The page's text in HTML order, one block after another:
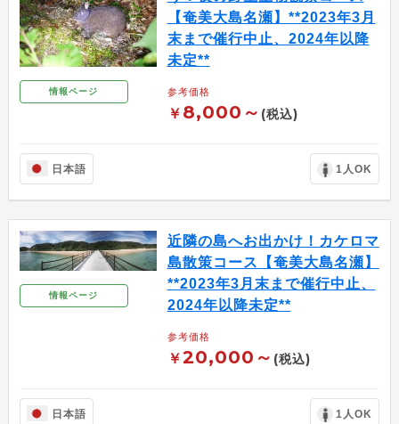
情報ページ
【奄美大島名瀬】**2023年3月
末まで催行中止、2024年以降
未定**
参考価格
￥ 8,000～ (税込)
日本語 1人OK
情報ページ
近隣の島へお出かけ！カケロマ
島散策コース【奄美大島名瀬】
**2023年3月末まで催行中止、
2024年以降未定**
参考価格
￥20,000～ (税込)
日本語 1人OK